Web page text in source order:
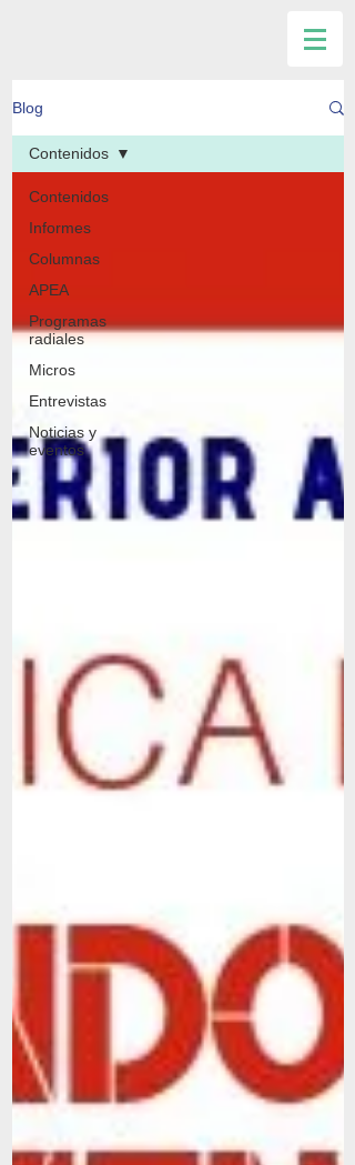
Blog
Contenidos
Informes
Columnas
APEA
Programas
radiales
Micros
Entrevistas
Noticias y
eventos
Contenidos